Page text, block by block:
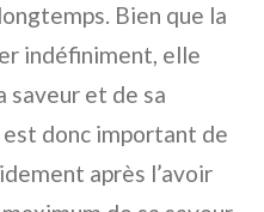
Bien que la
indéfiniment, elle
saveur et de sa
donc important de
après l’avoir